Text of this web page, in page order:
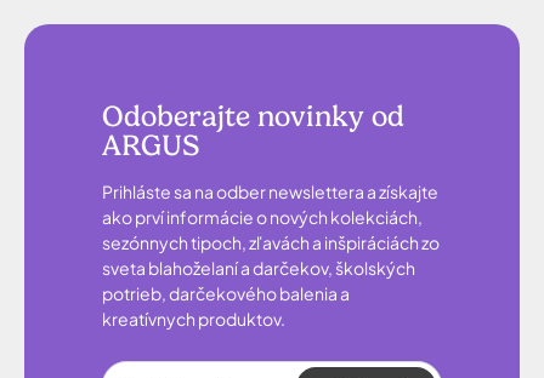
Odoberajte novinky od
ARGUS
Prihláste sa na odber newslettera a získajte
ako prví informácie o nových kolekciách,
sezónnych tipoch, zľavách a inšpiráciách zo
sveta blahoželaní a darčekov, školských
potrieb, darčekového balenia a
kreatívnych produktov.